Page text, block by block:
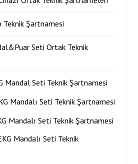
Teknik Şartnamesi
Seti Ortak Teknik
Mandal Seti Teknik Şartnamesi
Mandalı Seti Teknik Şartnamesi
Mandalı Seti Teknik Şartnamesi
Mandalı Seti Teknik